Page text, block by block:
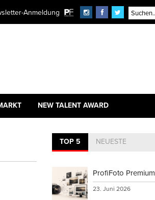
Anmeldung
NEW TALENT AWARD
TOP 5 NEUESTE
ProfiFoto Premium
23. Juni 2026